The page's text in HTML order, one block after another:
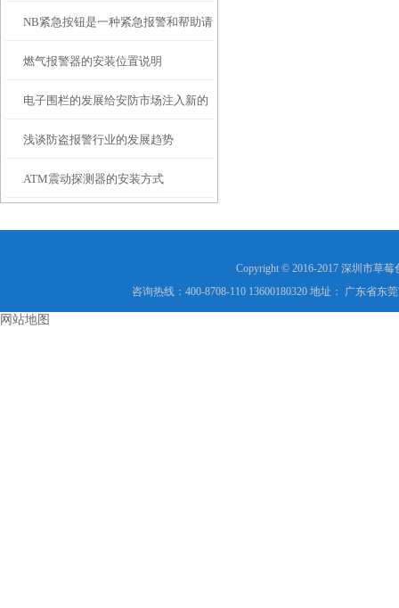
键性
NB紧急按钮是一种紧急报警和帮助请
求设备
燃气报警器的安装位置说明
电子围栏的发展给安防市场注入新的
活力
浅谈防盗报警行业的发展趋势
ATM震动探测器的安装方式
Copyright © 2016-2017 深圳市草
咨询热线：400-8708-110 13600180320 地址： 广东省
网站地图